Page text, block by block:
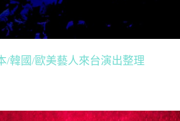
/韓國/歐美藝人來台演出整理